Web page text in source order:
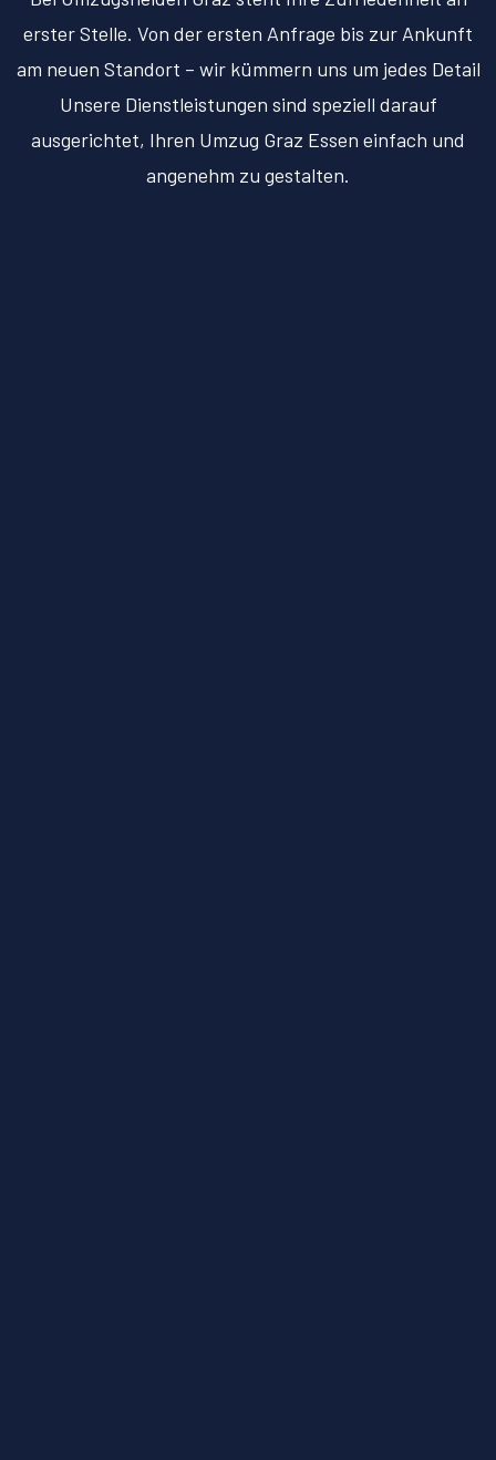
erster Stelle. Von der ersten Anfrage bis zur Ankunft
am neuen Standort – wir kümmern uns um jedes Detail
Unsere Dienstleistungen sind speziell darauf
ausgerichtet, Ihren Umzug Graz Essen einfach und
angenehm zu gestalten.